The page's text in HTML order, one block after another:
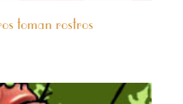
toman rostros